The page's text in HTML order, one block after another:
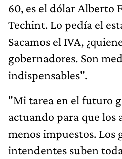
60, es el dólar Alberto
Techint. Lo pedía el
Sacamos el IVA,
gobernadores. Son
indispensables".
"Mi tarea en el futuro
actuando para que los
menos impuestos. Los
intendentes suben